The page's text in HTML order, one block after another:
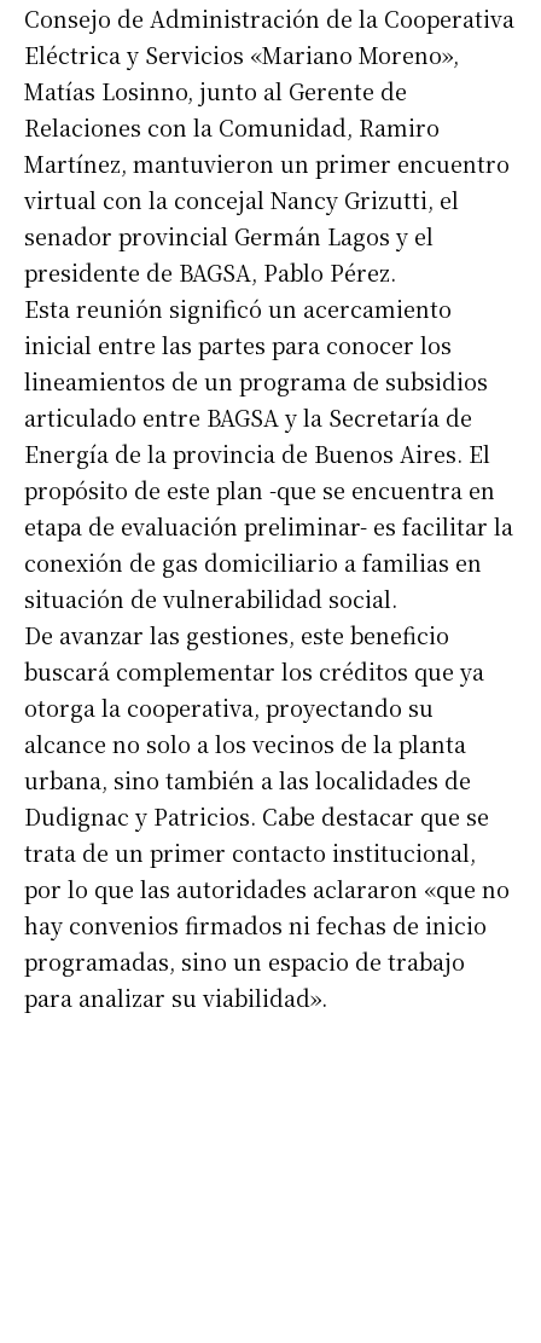
Consejo de Administración de la Cooperativa
Eléctrica y Servicios «Mariano Moreno»,
Matías Losinno, junto al Gerente de
Relaciones con la Comunidad, Ramiro
Martínez, mantuvieron un primer encuentro
virtual con la concejal Nancy Grizutti, el
senador provincial Germán Lagos y el
presidente de BAGSA, Pablo Pérez.
Esta reunión significó un acercamiento
inicial entre las partes para conocer los
lineamientos de un programa de subsidios
articulado entre BAGSA y la Secretaría de
Energía de la provincia de Buenos Aires. El
propósito de este plan -que se encuentra en
etapa de evaluación preliminar- es facilitar la
conexión de gas domiciliario a familias en
situación de vulnerabilidad social.
De avanzar las gestiones, este beneficio
buscará complementar los créditos que ya
otorga la cooperativa, proyectando su
alcance no solo a los vecinos de la planta
urbana, sino también a las localidades de
Dudignac y Patricios. Cabe destacar que se
trata de un primer contacto institucional,
por lo que las autoridades aclararon «que no
hay convenios firmados ni fechas de inicio
programadas, sino un espacio de trabajo
para analizar su viabilidad».